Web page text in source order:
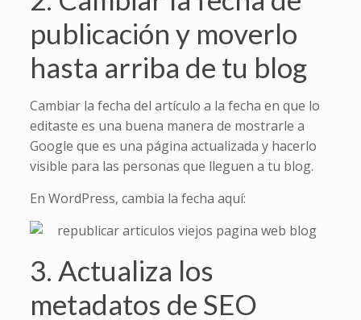
publicación y moverlo
hasta arriba de tu blog
Cambiar la fecha del artículo a la fecha en que lo
editaste es una buena manera de mostrarle a
Google que es una página actualizada y hacerlo
visible para las personas que lleguen a tu blog.
En WordPress, cambia la fecha aquí:
3. Actualiza los
metadatos de SEO